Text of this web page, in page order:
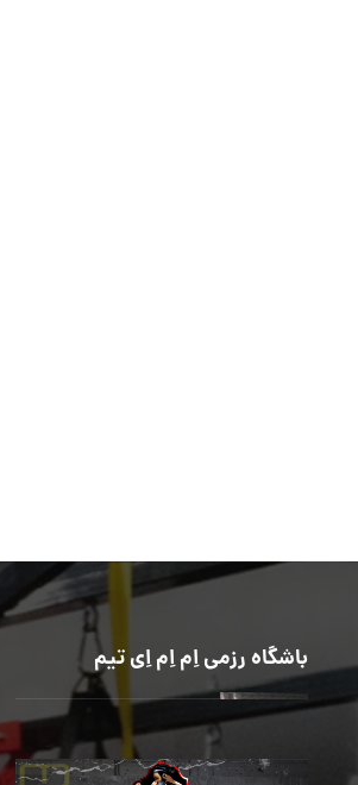
باشگاه رزمی اِم اِم اِی تیم